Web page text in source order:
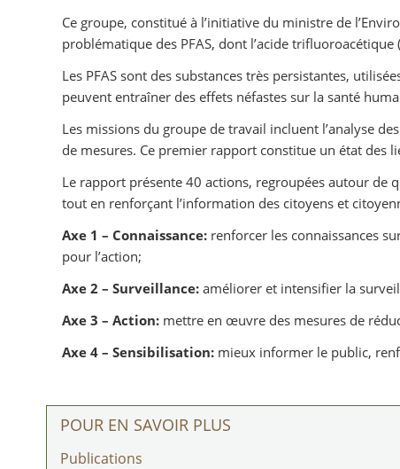
Ce groupe, constitué à l’initiative du ministre de
problématique des PFAS, dont l’acide
Les PFAS sont des substances très persistantes,
peuvent entraîner des effets néfastes sur la santé
Les missions du groupe de travail incluent l’analyse
de mesures. Ce premier rapport constitue un état des
Le rapport présente 40 actions, regroupées autour de
tout en renforçant l’information des citoyens et
Axe 1 – Connaissance:renforcer les connaissances
pour l’action;
Axe 2 – Surveillance:améliorer et intensifier la
Axe 3 – Action:mettre en œuvre des mesures de
Axe 4 – Sensibilisation:mieux informer le public,
POUR EN SAVOIR PLUS
Publications